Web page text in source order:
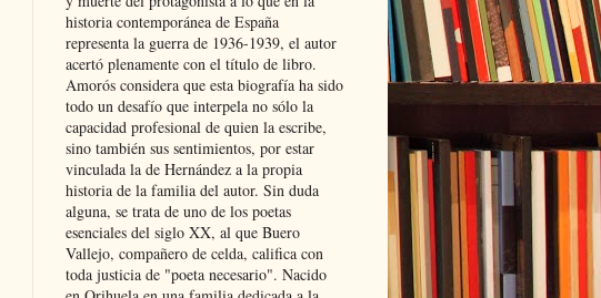
historia contemporánea de España
representa la guerra de 1936-1939, el autor
acertó plenamente con el título de libro.
Amorós considera que esta biografía ha sido
todo un desafío que interpela no sólo la
capacidad profesional de quien la escribe,
sino también sus sentimientos, por estar
vinculada la de Hernández a la propia
historia de la familia del autor. Sin duda
alguna, se trata de uno de los poetas
esenciales del siglo XX, al que Buero
Vallejo, compañero de celda, califica con
toda justicia de "poeta necesario". Nacido